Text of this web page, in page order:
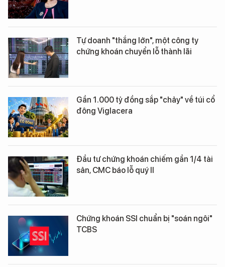
Tự doanh "thắng lớn", một công ty
chứng khoán chuyển lỗ thành lãi
Gần 1.000 tỷ đồng sắp "chảy" về túi cổ
đông Viglacera
Đầu tư chứng khoán chiếm gần 1/4 tài
sản, CMC báo lỗ quý II
Chứng khoán SSI chuẩn bị "soán ngôi"
TCBS